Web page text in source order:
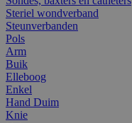
Steriel wondverband
Steunverbanden
Pols
Arm
Buik
Elleboog
Enkel
Hand Duim
Knie